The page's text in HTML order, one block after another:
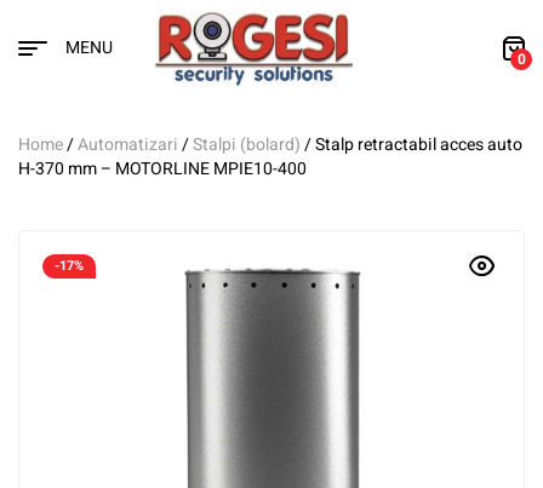
MENU 0
Home/Automatizari/Stalpi (bolard)/ Stalp retractabil acces auto
H-370 mm – MOTORLINE MPIE10-400
-17%